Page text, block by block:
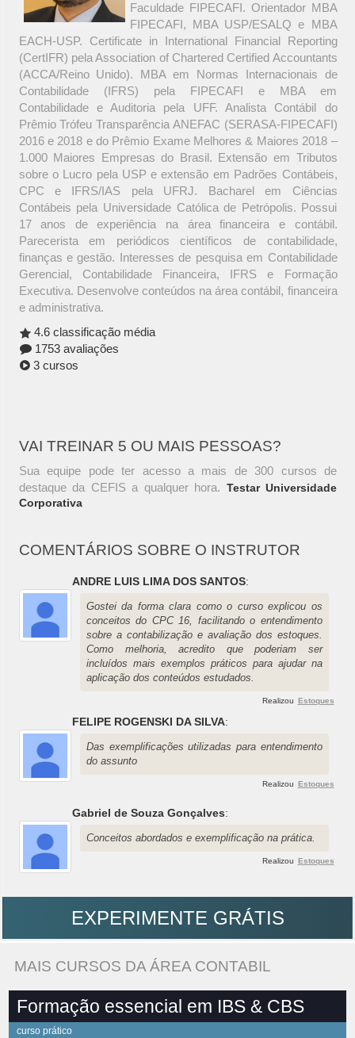
Faculdade FIPECAFI. Orientador MBA
FIPECAFI, MBA USP/ESALQ e MBA
EACH-USP. Certificate in International Financial Reporting
(CertIFR) pela Association of Chartered Certified Accountants
(ACCA/Reino Unido). MBA em Normas Internacionais de
Contabilidade (IFRS) pela FIPECAFI e MBA em
Contabilidade e Auditoria pela UFF. Analista Contábil do
Prêmio Trófeu Transparência ANEFAC (SERASA-FIPECAFI)
2016 e 2018 e do Prêmio Exame Melhores & Maiores 2018 –
1.000 Maiores Empresas do Brasil. Extensão em Tributos
sobre o Lucro pela USP e extensão em Padrões Contábeis,
CPC e IFRS/IAS pela UFRJ. Bacharel em Ciências
Contábeis pela Universidade Católica de Petrópolis. Possui
17 anos de experiência na área financeira e contábil.
Parecerista em periódicos científicos de contabilidade,
finanças e gestão. Interesses de pesquisa em Contabilidade
Gerencial, Contabilidade Financeira, IFRS e Formação
Executiva. Desenvolve conteúdos na área contábil, financeira
e administrativa.
4.6 classificação média
1753 avaliações
3 cursos
VAI TREINAR 5 OU MAIS PESSOAS?
Sua equipe pode ter acesso a mais de 300 cursos de
destaque da CEFIS a qualquer hora. Testar Universidade
Corporativa
COMENTÁRIOS SOBRE O INSTRUTOR
ANDRE LUIS LIMA DOS SANTOS:
Gostei da forma clara como o curso explicou os
conceitos do CPC 16, facilitando o entendimento
sobre a contabilização e avaliação dos estoques.
Como melhoria, acredito que poderiam ser
incluídos mais exemplos práticos para ajudar na
aplicação dos conteúdos estudados.
Realizou Estoques
FELIPE ROGENSKI DA SILVA:
Das exemplificações utilizadas para entendimento
do assunto
Realizou Estoques
Gabriel de Souza Gonçalves:
Conceitos abordados e exemplificação na prática.
Realizou Estoques
EXPERIMENTE GRÁTIS
MAIS CURSOS DA ÁREA CONTABIL
Formação essencial em IBS & CBS
curso prático